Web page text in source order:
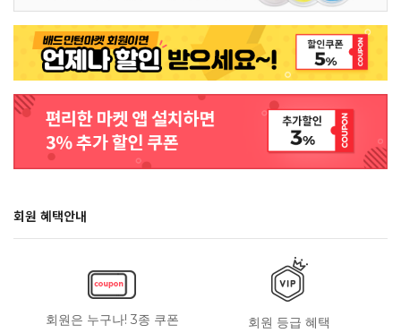
회원 혜택안내
회원은 누구나! 3종 쿠폰 회원 등급 혜택